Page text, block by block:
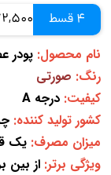
4 قسط 72,500
نام محصول: پودر
رنگ: صورتی
کیفیت: درجه A
کشور تولید کننده:
میزان مصرف: یک
ویژگی برتر: از بین